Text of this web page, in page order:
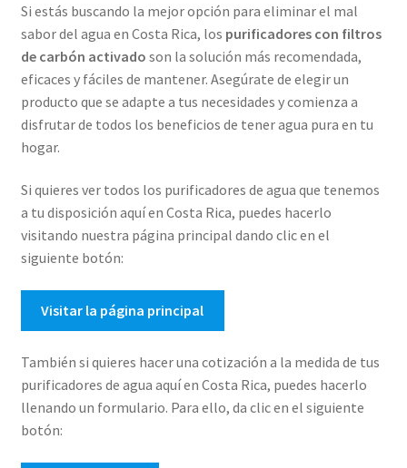
Si estás buscando la mejor opción para eliminar el mal
sabor del agua en Costa Rica, los purificadores con filtros
de carbón activado son la solución más recomendada,
eficaces y fáciles de mantener. Asegúrate de elegir un
producto que se adapte a tus necesidades y comienza a
disfrutar de todos los beneficios de tener agua pura en tu
hogar.
Si quieres ver todos los purificadores de agua que tenemos
a tu disposición aquí en Costa Rica, puedes hacerlo
visitando nuestra página principal dando clic en el
siguiente botón:
Visitar la página principal
También si quieres hacer una cotización a la medida de tus
purificadores de agua aquí en Costa Rica, puedes hacerlo
llenando un formulario. Para ello, da clic en el siguiente
botón: